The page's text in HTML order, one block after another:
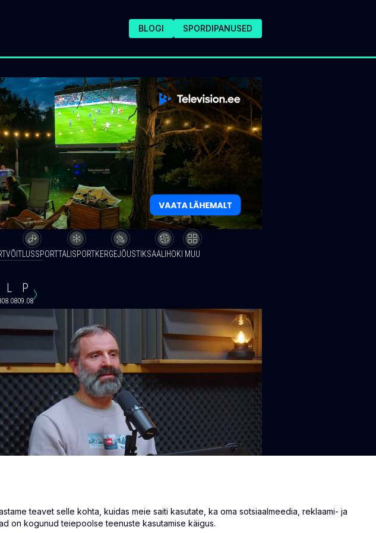
BLOGI SPORDIPANUSED
VÕITLUSSPORTTALISPORTKERGEJÕUSTIKSAALIHOKI MUU
L
08.08
P
09.08
teavet selle kohta, kuidas meie saiti kasutate, ka oma sotsiaalmeedia, reklaami- ja
on kogunud teiepoolse teenuste kasutamise käigus.